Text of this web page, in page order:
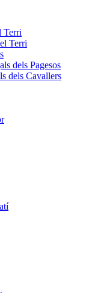
Terri
Terri
dels Pagesos
dels Cavallers